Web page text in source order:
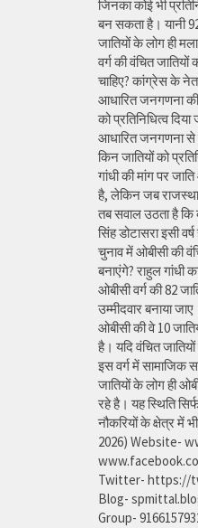
जिनका कोई भी
बन सकता है। यानी
जातियों के लोग ही
वर्ग की वंचित जातियों
चाहिए? कांग्रेस के
आधारित जनगणना की
को प्रतिनिधित्व
आधारित जनगणना से
किन जातियों को
गांधी की मांग पर
है, लेकिन जब
तब सवाल उठता है कि
सिंह डोटासरा इसी
चुनाव में ओबीसी की
बनाएंगे? राहुल गांधी
ओबीसी वर्ग की 82
उम्मीदवार बनाया
ओबीसी की वे 10
है। यदि वंचित
इस वर्ग में सामाजिक
जातियों के लोग ही
रहे है। यह स्थिति
नौकरियों के क्षेत्र में
2026) Website-
Twitter- https://
Blog-
Group-